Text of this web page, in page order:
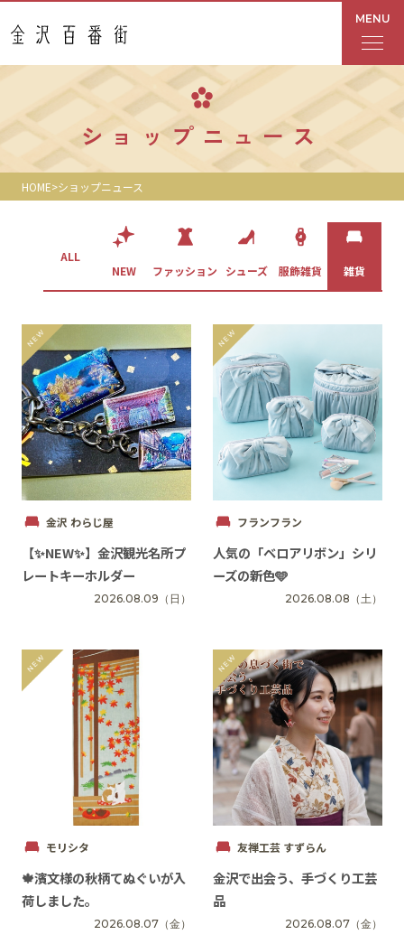
MENU
フロアガイド
あんと
Rinto
あんと西
レストラン・カフェ
ショップニュース
イベント
アクセス・パーキング
館内サービス
施設からのお知らせ
百番街くらぶ
SNS
ショップニュース
HOME ショップニュース
ALL
NEW
ファッション シューズ 服飾雑貨 雑貨
金沢 わらじ屋
【✨️NEW✨️】金沢観光名所プ
レートキーホルダー
2026.08.09 （日）
フランフラン
人気の「ベロアリボン」シリ
ーズの新色🩵
2026.08.08 （土）
モリシタ
🍁濱文様の秋柄てぬぐいが入
荷しました。
2026.08.07 （金）
友禅工芸 すずらん
金沢で出会う、手づくり工芸
品
2026.08.07 （金）